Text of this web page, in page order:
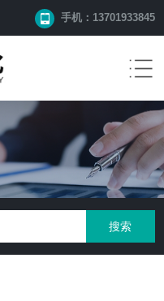
手机：13701933845